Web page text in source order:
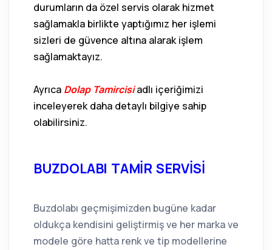
durumların da özel servis olarak hizmet
sağlamakla birlikte yaptığımız her işlemi
sizleri de güvence altına alarak işlem
sağlamaktayız.
Ayrıca Dolap Tamircisiadlı içeriğimizi
inceleyerek daha detaylı bilgiye sahip
olabilirsiniz.
BUZDOLABI TAMİR SERVİSİ
Buzdolabı geçmişimizden bugüne kadar
oldukça kendisini geliştirmiş ve her marka ve
modele göre hatta renk ve tip modellerine